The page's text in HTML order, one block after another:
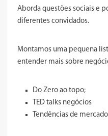
Aborda questões sociais e
diferentes convidados.
Montamos uma pequena
entender mais sobre
Do Zero ao topo;
TED talks negócios
Tendências de